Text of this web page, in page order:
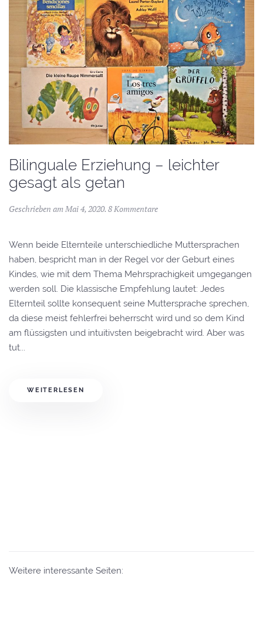
Bilinguale Erziehung – leichter
gesagt als getan
Geschrieben amMai 4, 2020. 8 Kommentare
Wenn beide Elternteile unterschiedliche Muttersprachen
haben, bespricht man in der Regel vor der Geburt eines
Kindes, wie mit dem Thema Mehrsprachigkeit umgegangen
werden soll. Die klassische Empfehlung lautet: Jedes
Elternteil sollte konsequent seine Muttersprache sprechen,
da diese meist fehlerfrei beherrscht wird und so dem Kind
am flüssigsten und intuitivsten beigebracht wird. Aber was
tut...
WEITERLESEN
Weitere interessante Seiten: